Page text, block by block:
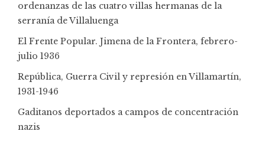
ordenanzas de las cuatro villas hermanas de la
serranía de Villaluenga
El Frente Popular. Jimena de la Frontera, febrero-
julio 1936
República, Guerra Civil y represión en Villamartín,
1931-1946
Gaditanos deportados a campos de concentración
nazis